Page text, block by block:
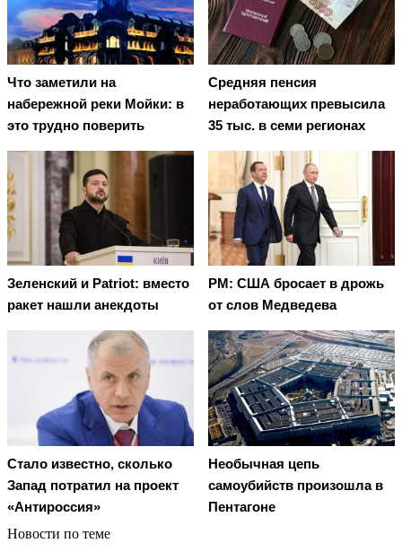
Что заметили на
набережной реки Мойки: в
это трудно поверить
Средняя пенсия
неработающих превысила
35 тыс. в семи регионах
Зеленский и Patriot: вместо
ракет нашли анекдоты
PM: США бросает в дрожь
от слов Медведева
Стало известно, сколько
Запад потратил на проект
«Антироссия»
Необычная цепь
самоубийств произошла в
Пентагоне
Новости по теме